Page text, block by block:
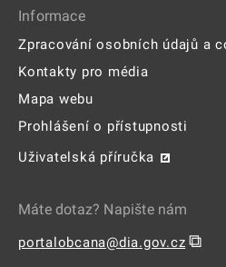
Informace
Zpracování osobních údajů a
Kontakty pro média
Mapa webu
Prohlášení o přístupnosti
Uživatelská příručka
Máte dotaz? Napište nám
portalobcana@dia.gov.cz ⧉